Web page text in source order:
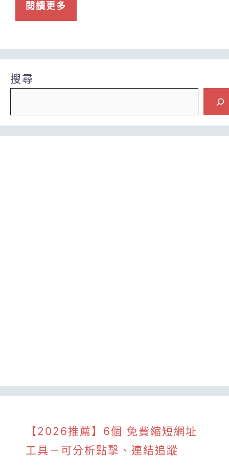
閱讀更多
搜尋
【2026推薦】6個 免費縮短網址
工具－可分析點擊、連結追蹤